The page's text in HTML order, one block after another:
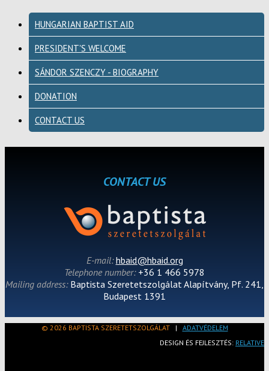
HUNGARIAN BAPTIST AID
PRESIDENT'S WELCOME
SÁNDOR SZENCZY - BIOGRAPHY
DONATION
CONTACT US
CONTACT US
E-mail:hbaid@hbaid.org
Telephone number: +36 1 466 5978
Mailing address: Baptista Szeretetszolgálat Alapítvány, Pf. 241,
Budapest 1391
© 2026 BAPTISTA SZERETETSZOLGÁLAT| ADATVÉDELEM
DESIGN ÉS FEJLESZTÉS: RELATIVE